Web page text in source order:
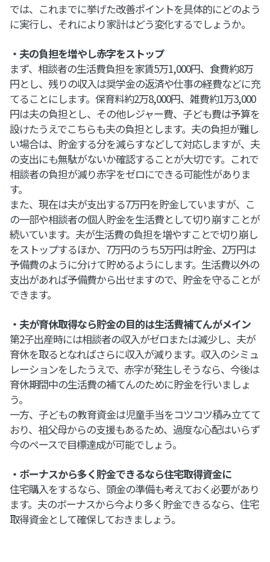
では、これまでに挙げた改善ポイントを具体的にどのよう
に実行し、それにより家計はどう変化するでしょうか。
・夫の負担を増やし赤字をストップ
まず、相談者の生活費負担を家賃5万1,000円、食費約8万
円とし、残りの収入は奨学金の返済や仕事の経費などに充
てることにします。保育料約2万8,000円、雑費約1万3,000
円は夫の負担とし、その他レジャー費、子ども費は予算を
設けたうえでこちらも夫の負担とします。夫の負担が難し
い場合は、貯金する分を減らすなどして対応しますが、夫
の支出にも無駄がないか確認することが大切です。これで
相談者の負担が減り赤字をゼロにできる可能性がありま
す。
また、現在は夫が支出する7万円を貯金していますが、こ
の一部や相談者の個人貯金を生活費として切り崩すことが
続いています。夫が生活費の負担を増やすことで切り崩し
をストップするほか、7万円のうち5万円は貯金、2万円は
予備費のように分けて貯めるようにします。生活費以外の
支出があれば予備費から出せますので、貯金を守ることが
できます。
・夫が育休取得なら貯金の目的は生活費補てんがメイン
第2子出産時には相談者の収入がゼロまたは減少し、夫が
育休を取るとなればさらに収入が減ります。収入のシミュ
レーションをしたうえで、赤字が発生しそうなら、今後は
育休期間中の生活費の補てんのために貯金を行いましょ
う。
一方、子どもの教育資金は児童手当をコツコツ積み立てて
おり、祖父母からの支援もあるため、過度な心配はいらず
今のペースで目標達成が可能でしょう。
・ボーナスから多く貯金できるなら住宅取得資金に
住宅購入をするなら、頭金の準備も考えておく必要があり
ます。夫のボーナスから今より多く貯金できるなら、住宅
取得資金として確保しておきましょう。